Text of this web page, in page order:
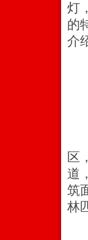
灯
的
介
区
道
筑
林